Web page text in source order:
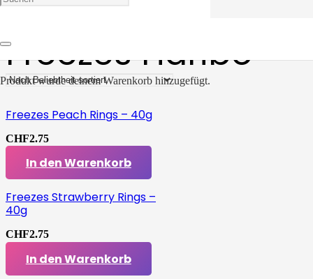
Produktwurde deinem Warenkorb hinzugefügt.
Freezes Haribo
Freezes Peach Rings – 40g
CHF2.75
In den Warenkorb
Freezes Strawberry Rings –
40g
CHF2.75
In den Warenkorb